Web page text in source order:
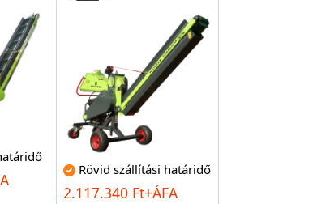
Rövid szállítási határidő
2.117.340 Ft+ÁFA